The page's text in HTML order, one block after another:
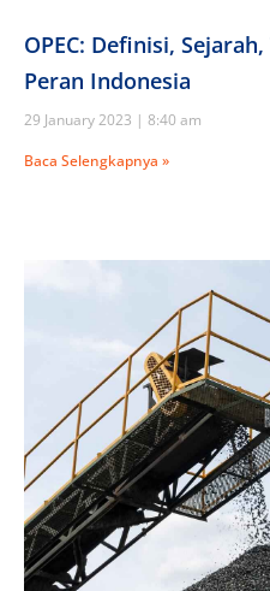
OPEC: Definisi,
Peran Indonesia
29 January 2023
8:40 am
Baca Selengkapnya »